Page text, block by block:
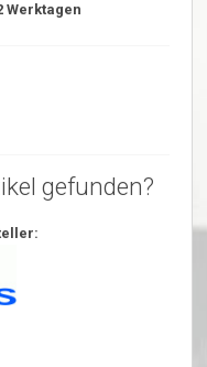
Werktagen
gefunden?